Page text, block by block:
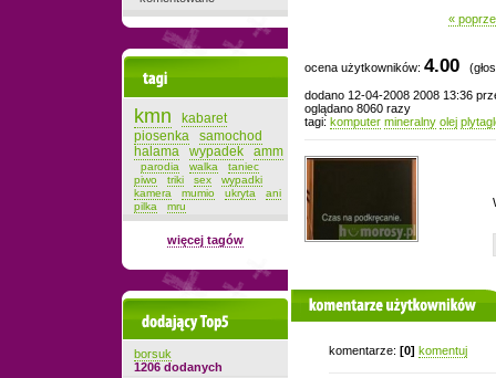
«
ocena użytkowników: 4.00
dodano 12-04-2008 2008 13:36
oglądano 8060 razy
tagi: komputer mineralny olej
komentarze użytkowników
komentarze: [0] komentuj
kmn
kabaret
piosenka
samochod
halama
wypadek amm
parodia walka
taniec
piwo
triki sex
wypadki
kamera
mumio ukryta
ani
pilka
mru
więcej tagów
Dodający top-5
borsuk
1206 dodanych